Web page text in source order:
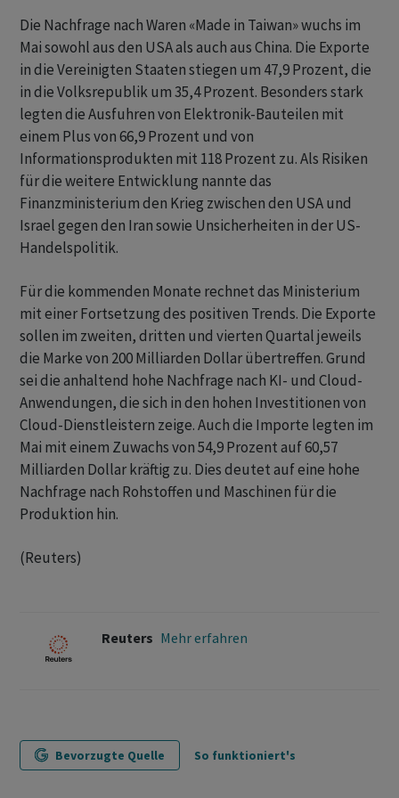
Die Nachfrage nach Waren «Made ​in Taiwan» wuchs im
Mai sowohl aus den USA als ​auch aus China. Die Exporte
in die Vereinigten Staaten ​stiegen um 47,9 Prozent, die
in die Volksrepublik um 35,4 Prozent. Besonders stark
legten die Ausfuhren von ‌Elektronik-Bauteilen mit
einem Plus von 66,9 Prozent und von
Informationsprodukten mit 118 Prozent zu. Als Risiken
für die weitere Entwicklung nannte das
Finanzministerium den Krieg zwischen den USA und ​
Israel ​gegen den Iran sowie Unsicherheiten in der ⁠US-
Handelspolitik.
Für die kommenden Monate rechnet das Ministerium
mit ​einer Fortsetzung des positiven Trends. ⁠Die Exporte
sollen im zweiten, dritten und vierten Quartal jeweils
die Marke von ‌200 Milliarden Dollar übertreffen. Grund
sei die anhaltend hohe Nachfrage nach KI- und Cloud-
Anwendungen, die sich in den hohen Investitionen von
Cloud-Dienstleistern zeige. Auch ‌die Importe legten im
Mai mit einem Zuwachs von 54,9 ​Prozent auf 60,57
Milliarden Dollar kräftig zu. Dies deutet auf eine hohe
Nachfrage nach Rohstoffen und Maschinen für die
Produktion hin.
(Reuters)
Reuters Mehr erfahren
Bevorzugte Quelle So funktioniert's